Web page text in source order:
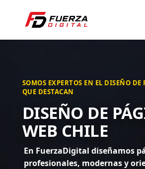
SOMOS EXPERTOS EN EL DISEÑO DE
QUE DESTACAN
DISEÑO DE
WEB CHILE
En FuerzaDigital diseñamos
profesionales, modernas y